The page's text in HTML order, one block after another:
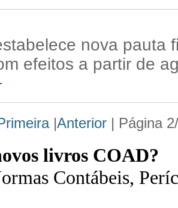
nova pauta
efeitos a partir de
|Anterior| Página
livros COAD?
Contábeis,